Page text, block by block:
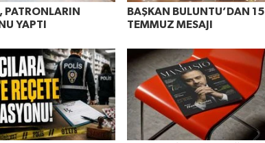
PATRONLARIN
YAPTI
BAŞKAN BULUNTU’DAN 15
TEMMUZ MESAJI